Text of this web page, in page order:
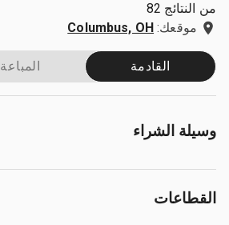
من النتائج 82
موقعك: Columbus, OH
القادمة المباعة
وسيلة الشراء
القطاعات